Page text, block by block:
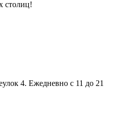
столиц!
4. Ежедневно с 11 до 21